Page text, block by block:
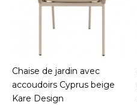
Chaise de jardin avec
accoudoirs Cyprus beige
Kare Design